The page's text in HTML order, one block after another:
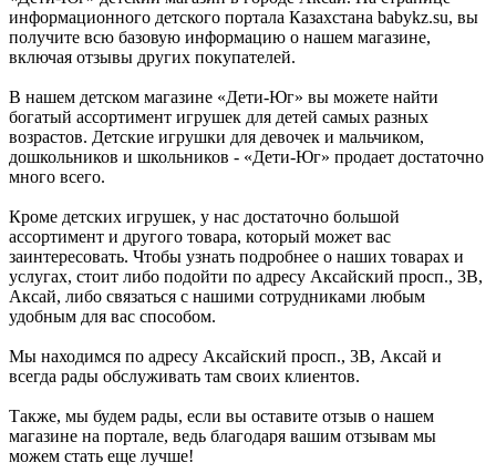
информационного детского портала Казахстана babykz.su, вы
получите всю базовую информацию о нашем магазине,
включая отзывы других покупателей.
В нашем детском магазине «Дети-Юг» вы можете найти
богатый ассортимент игрушек для детей самых разных
возрастов. Детские игрушки для девочек и мальчиком,
дошкольников и школьников - «Дети-Юг» продает достаточно
много всего.
Кроме детских игрушек, у нас достаточно большой
ассортимент и другого товара, который может вас
заинтересовать. Чтобы узнать подробнее о наших товарах и
услугах, стоит либо подойти по адресу Аксайский просп., 3В,
Аксай, либо связаться с нашими сотрудниками любым
удобным для вас способом.
Мы находимся по адресу Аксайский просп., 3В, Аксай и
всегда рады обслуживать там своих клиентов.
Также, мы будем рады, если вы оставите отзыв о нашем
магазине на портале, ведь благодаря вашим отзывам мы
можем стать еще лучше!